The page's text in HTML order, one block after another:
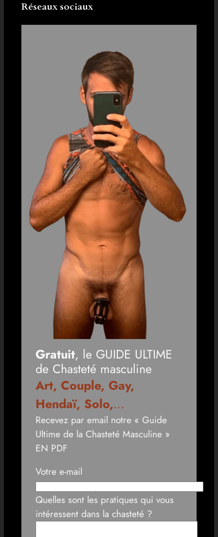
Réseaux sociaux
Gratuit, le GUIDE ULTIME
de Chasteté masculine
Art, Couple, Gay,
Hendaï, Solo,…
Recevez par email notre « Guide
Ultime de la Chasteté Masculine »
EN PDF
Votre e-mail
Quelles sont les pratiques qui vous
intéressent dans la chasteté ?